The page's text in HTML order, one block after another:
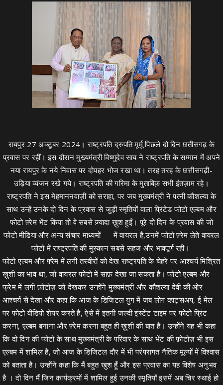
रायपुर 27 अक्टूबर 2024। राष्ट्रपति द्रुपति मूर्मू पिछले दो दिन छतीसगढ़ के
प्रवास पर रहीं। इस दौरान मुख्यमंत्री विष्णुदेव साय ने राष्ट्रपति के सम्मान में अपने
नया रायपुर के नये निवास पर दोपहर भोज रखा था। तरह तरह के छत्तीसगढ़ी-
उड़िया व्यंजन रखे गये। राष्ट्रपति की गरिमा के मुताबिक़ सभी इंतज़ाम रहे।
राष्ट्रपति ने इस मेहमाननवाज़ी को सराहा, पर जब मुख्यमंत्री ने पत्नी कौशल्या के
साथ उन्हें उनके दो दिन के प्रवास से जुड़ी स्मृतियों वाला प्रिंटेड फोटो एल्बम और
फोटो फ़्रेम भेंट किया तो वे सबसे ज़्यादा ख़ुश हुईं। पूरे दो दिन के प्रवास की जो
फोटो मीडिया और अन्य संचार माध्यमों में वायरल है,उनमें फोटो फ़्रेम लेते वायरल
फोटो में राष्ट्रपति की मुस्कान सबसे सहज और भावपूर्ण रही।
फोटो एल्बम और फ़्रेम में लगी तस्वीरों को देख राष्ट्रपति के चेहरे पर आश्चर्य मिश्रित
ख़ुशी का भाव था, जो वायरल फोटो में साफ़ देखा जा सकता है। फोटो एल्बम और
फ्रेम में लगी फ़ोटोज़ को देखकर उन्होंने मुख्यमंत्री और कौशल्या देवी की ओर
आश्चर्य से देखा और कहा कि आज के डिजिटल युग में जब लोग व्हाट्सअप, ई मेल
पर फोटो वीडियो शेयर करते है, ऐसे में इतनी जल्दी इंस्टेंट टाइम पर फोटो प्रिंट
करना, एल्बम बनाना और फ़्रेम करना बहुत ही ख़ुशी की बात है। उन्होंने यह भी कहा
कि दो दिन की फोटो के साथ मुख्यमंत्री के परिवार के साथ भेंट की फ़ोटोज़ भी इस
एल्बम में शामिल है, जो आज के डिजिटल दौर में भी परंपरागत नैतिक मूल्यों में विश्वास
को बताता है। उन्होंने कहा कि मैं बहुत खुश हूँ और इस प्रवास का यह विशेष अनुभव
है । दो दिन मैं जिन कार्यक्रमों में शामिल हुई उनकी स्मृतियाँ इसमें अब चिर स्थाई हो